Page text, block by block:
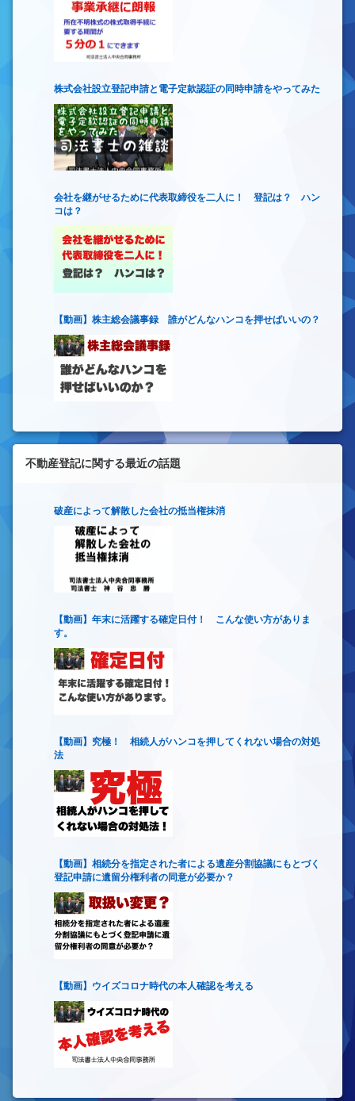
株式会社設立登記申請と電子定款認証の同時申請をやってみた
会社を継がせるために代表取締役を二人に！ 登記は？ ハン
コは？
【動画】株主総会議事録 誰がどんなハンコを押せばいいの？
不動産登記に関する最近の話題
破産によって解散した会社の抵当権抹消
【動画】年末に活躍する確定日付！ こんな使い方がありま
す。
【動画】究極！ 相続人がハンコを押してくれない場合の対処
法
【動画】相続分を指定された者による遺産分割協議にもとづく
登記申請に遺留分権利者の同意が必要か？
【動画】ウイズコロナ時代の本人確認を考える